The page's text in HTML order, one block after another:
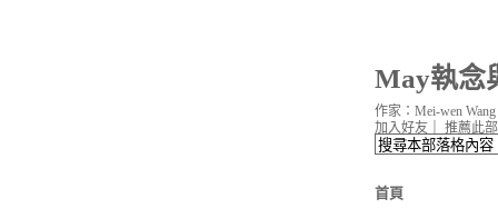
May執念
首頁
加入好友 推薦此
作家：Mei-wen Wang